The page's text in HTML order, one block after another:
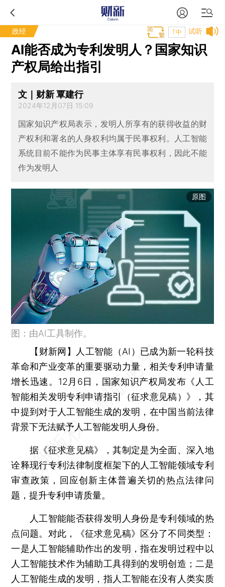
政经 试听
T中
AI能否成为专利发明人？国家知识
产权局给出指引
文｜财新 覃建行
2024年12月07日 15:09
国家知识产权局表示，发明人所享有的获得收益的财
产权利和署名的人身权利均属于民事权利。人工智能
系统目前不能作为民事主体享有民事权利，因此不能
作为发明人
原图
图：由AI工具制作。
【财新网】
人工智能（AI）已成为新一轮科技
革命和产业变革的重要驱动力量，相关专利申请量
增长迅速。12月6日，国家知识产权局发布《人工
智能相关发明专利申请指引（征求意见稿）》，其
中提到对于人工智能生成的发明，在中国当前法律
背景下无法赋予人工智能发明人身份。
据《征求意见稿》，其制定是为全面、深入地
诠释现行专利法律制度框架下的人工智能领域专利
审查政策，回应创新主体普遍关切的热点法律问
题，提升专利申请质量。
人工智能能否获得发明人身份是专利领域的热
点问题。对此，《征求意见稿》区分了不同类型：
一是人工智能辅助作出的发明，指在发明过程中以
人工智能技术作为辅助工具得到的发明创造；二是
人工智能生成的发明，指人工智能在没有人类实质